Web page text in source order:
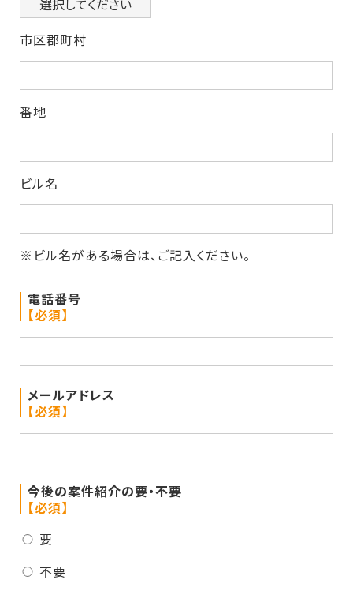
市区郡町村
番地
ビル名
※ビル名がある場合は、ご記入ください。
電話番号
【必須】
メールアドレス
【必須】
今後の案件紹介の要・不要
【必須】
要
不要